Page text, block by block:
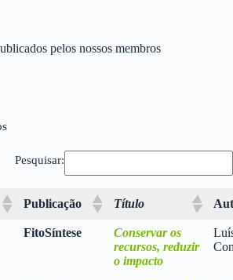
pelos nossos membros
Pesquisar:
Publicação Título
FitoSíntese
Conservar os
recursos, reduzir
o impacto